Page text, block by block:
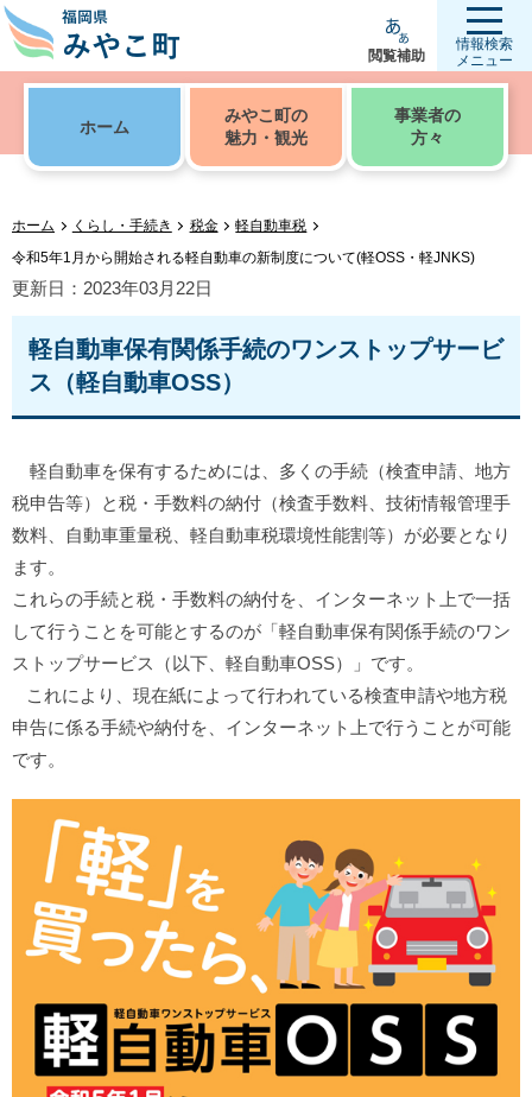
閲覧補助
情報検索
メニュー
ホーム
みやこ町の
魅力・観光
事業者の
方々
ホーム くらし・手続き 税金
軽自動車税
令和5年1月から開始される軽自動車の新制度について(軽OSS・軽JNKS)
更新日：2023年03月22日
軽自動車保有関係手続のワンストップサービ
ス（軽自動車OSS）
軽自動車を保有するためには、多くの手続（検査申請、地方
税申告等）と税・手数料の納付（検査手数料、技術情報管理手
数料、自動車重量税、軽自動車税環境性能割等）が必要となり
ます。
これらの手続と税・手数料の納付を、インターネット上で一括
して行うことを可能とするのが「軽自動車保有関係手続のワン
ストップサービス（以下、軽自動車OSS）」です。
これにより、現在紙によって行われている検査申請や地方税
申告に係る手続や納付を、インターネット上で行うことが可能
です。